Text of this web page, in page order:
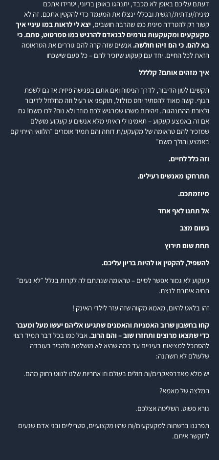
דעתם עליכם באופן לא מכבד, יתנהגו באופן בריוני, יטרידו אתכם
מינית/עדתית/רגשית ובכללי ינצלו את המעמד כדי להקטין אתכם. זה לא
קשור רק להטרדה מינית כמו שהרבה חושבים, יצא לי לראות במו עיניי איך
מקעקעים ומקעקעות גורמים לבנאדם להרגיש כמו סמרטוט, סתם. כי
בא להם. כי הם זיהו חולשה. אנשים שזה קרה להם גוררים את הטראומה
הזאת לכל החיים. יחד עם קעקוע שיזכיר להם – כל פעם שישכחו
איך מזהים אותם? קלללל
תקשיבו לטון הדיבור, לדרך הניסוח ואם אתם בפגישה פיזית אז גם לשפת
הגוף. קשה מאוד להסתיר יחס מזלזל, תוקפני או רעיל וזה מחלחל לדיבור
ולצורת ההתנהגות. זיהיתם משהו שמרגיש לכם מוזר ולא נוח? לכו משם! גם
אם זה באמצע קעקוע – תאמינו לי ראיתי מלא אנשים ע קעקוע מושלם
שמזכיר להם טראומה של מקעקע/ת דוחה והם תמיד אומרים ״הלוואי הייתי קם
באמצע והולך משם״
וזה כלל לחיים.
תתרחקו מאנשים רעילים.
מיוזמתכם.
אל תתנו לאף אחד
בשום מצב
תחת שום תירוץ
להשפיל, להקטין או להיות בריון עליכם.
קעקוע לא גמור אפשר לסיים – טראומה שנתתם לה לקרות בגלל ״לא נעים״
תחיה איתכם לנצח.
זהו בלאט להיום, מאמא מקווה שזה עזר לילדי האינק !
קחו בחשבון שרוב האמניות והאמנים שתגיעו אליהם יעשו מעל ומעבר
כדי שתצאו מרוצים ותחזרו שוב – והם הרוב. אבל כמו בכל דבר תמיד רצוי
להסתכל למציאות בעיניים עד כמה שהיא לא מושלמת ולהכיר בעובדה
שלעולם לא תשתנה:
יש מלא מאדרפאקרים/ות חולים בעולם וזו אחריות שלנו לנווט רחוק מהם.
המלצה של מאמא?
נורא פשוט. השליטה אצלכם.
תפרגנו ברשתות למקעקעים/ות שהיו מקצועיים, סטריליים ובני אדם שנעים
לתקשר איתם.